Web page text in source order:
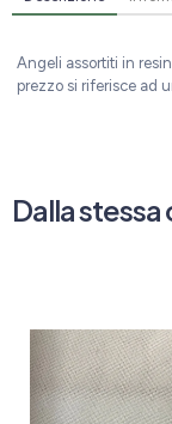
Angeli assortiti in
prezzo si riferisce ad
Dalla